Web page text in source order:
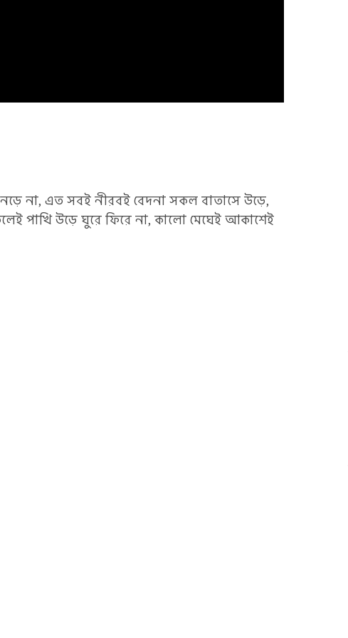
না, এত সবই নীরবই বেদনা সকল বাতাসে উড়ে,
পাখি উড়ে ঘুরে ফিরে না, কালো মেঘেই আকাশেই